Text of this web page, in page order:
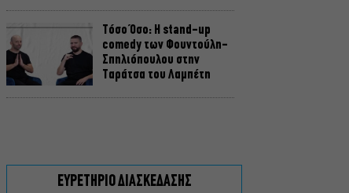
Τόσο Όσο: Η stand-up
comedy των Φουντούλη-
Σπηλιόπουλου στην
Ταράτσα του Λαμπέτη
σινεμά στην Ταράτσα του
Λαμπέτη